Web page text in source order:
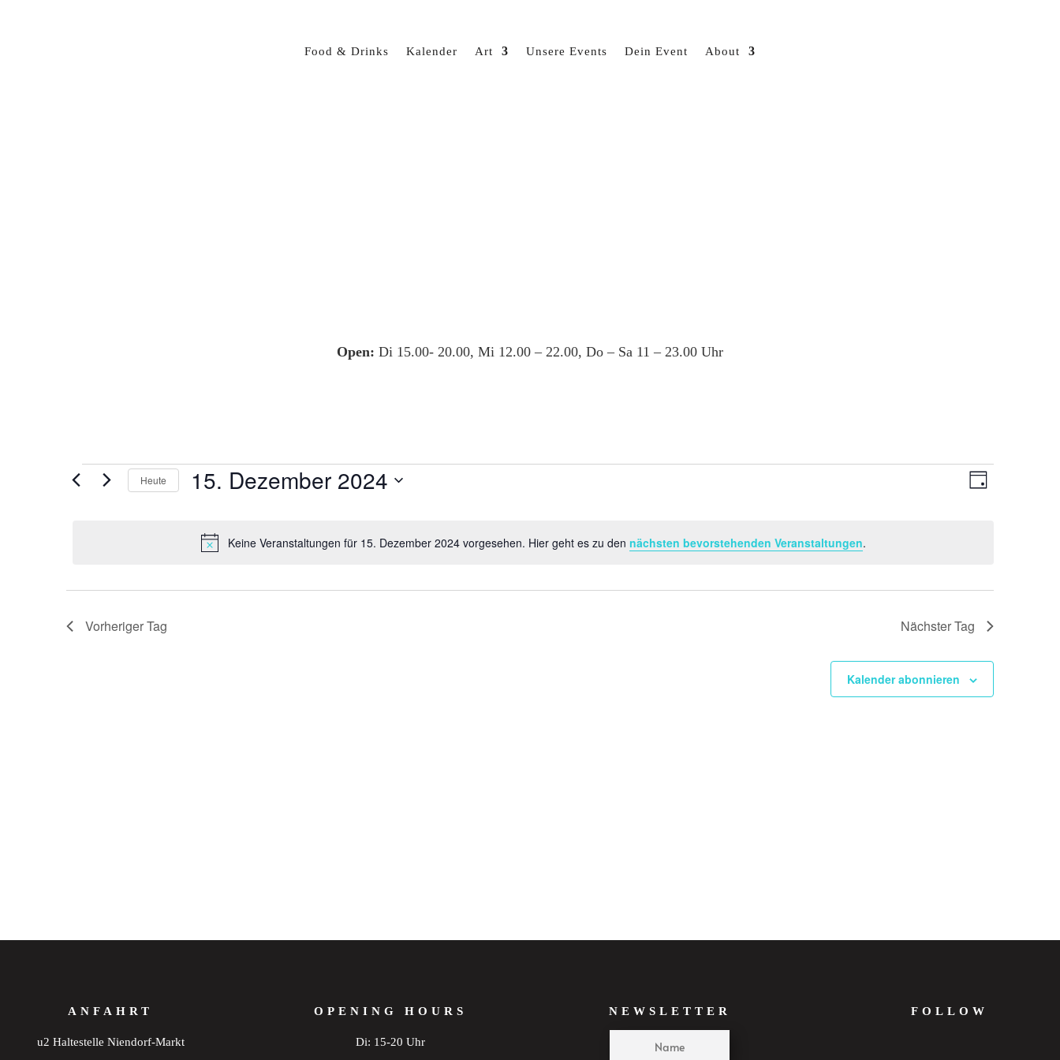
Food & Drinks Kalender Art Unsere Events Dein Event About
Open: Di 15.00- 20.00, Mi 12.00 – 22.00, Do – Sa 11 – 23.00 Uhr
Veranstaltungen
Hinweis
Keine Veranstaltungen für 15. Dezember 2024 vorgesehen. Hier geht es zu den nächsten bevorstehenden Veranstaltungen.
Ansichten-
Navigation
Ansichten-
Tag
Heute 15. Dezember 2024
Vorheriger Tag Nächster Tag
Kalender abonnieren
ANFAHRT
u2 Haltestelle Niendorf-Markt
OPENING HOURS
Di: 15-20 Uhr
NEWSLETTER FOLLOW